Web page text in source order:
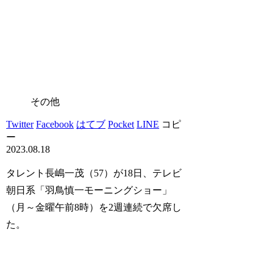
その他
Twitter Facebook はてブ Pocket LINE コピ
ー
2023.08.18
タレント長嶋一茂（57）が18日、テレビ
朝日系「羽鳥慎一モーニングショー」
（月～金曜午前8時）を2週連続で欠席し
た。